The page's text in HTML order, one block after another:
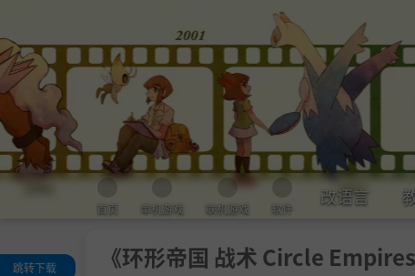
首页 单机游戏 联机游戏 软件
改语言
《环形帝国 战术 Circle
跳转下载